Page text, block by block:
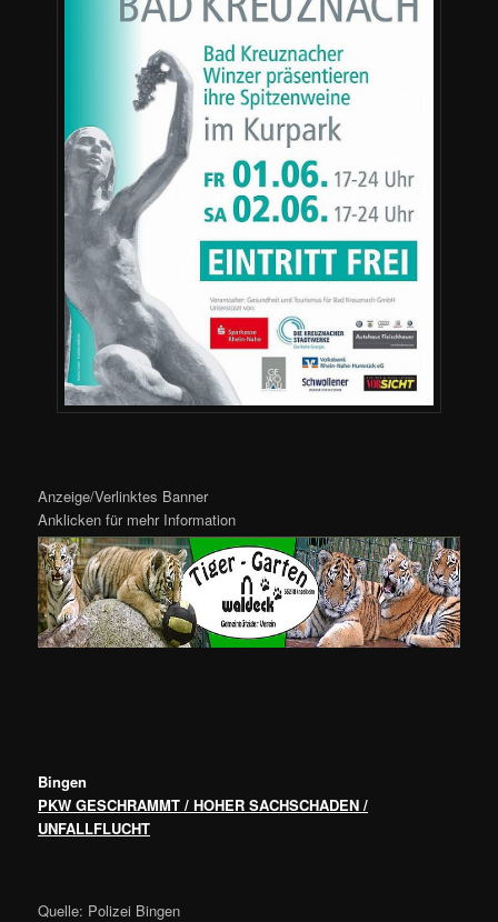
Anzeige/Verlinktes Banner
Anklicken für mehr Information
Bingen
PKW GESCHRAMMT / HOHER SACHSCHADEN /
UNFALLFLUCHT
Quelle: Polizei Bingen